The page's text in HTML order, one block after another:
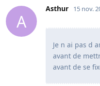
A
Asthur 15 nov.
Je n ai pas d
avant de
avant de se